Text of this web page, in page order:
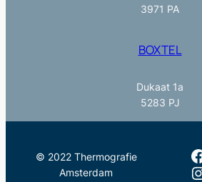
3971 PA
BOXTEL
Dukaat 1a
5283 PJ
© 2022 Thermografie
Amsterdam